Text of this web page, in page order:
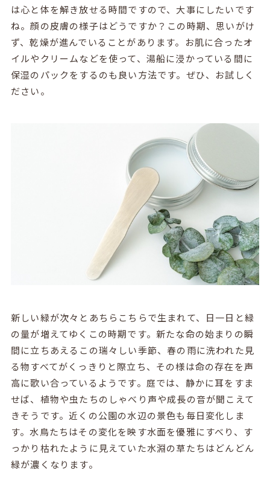
は心と体を解き放せる時間ですので、大事にしたいです
ね。顔の皮膚の様子はどうですか？この時期、思いがけ
ず、乾燥が進んでいることがあります。お肌に合ったオ
イルやクリームなどを使って、湯船に浸かっている間に
保湿のパックをするのも良い方法です。ぜひ、お試しく
ださい。
新しい緑が次々とあちらこちらで生まれて、日一日と緑
の量が増えてゆくこの時期です。新たな命の始まりの瞬
間に立ちあえるこの瑞々しい季節、春の雨に洗われた見
る物すべてがくっきりと際立ち、その様は命の存在を声
高に歌い合っているようです。庭では、静かに耳をすま
せば、植物や虫たちのしゃべり声や成長の音が聞こえて
きそうです。近くの公園の水辺の景色も毎日変化しま
す。水鳥たちはその変化を映す水面を優雅にすべり、す
っかり枯れたように見えていた水淵の草たちはどんどん
緑が濃くなります。